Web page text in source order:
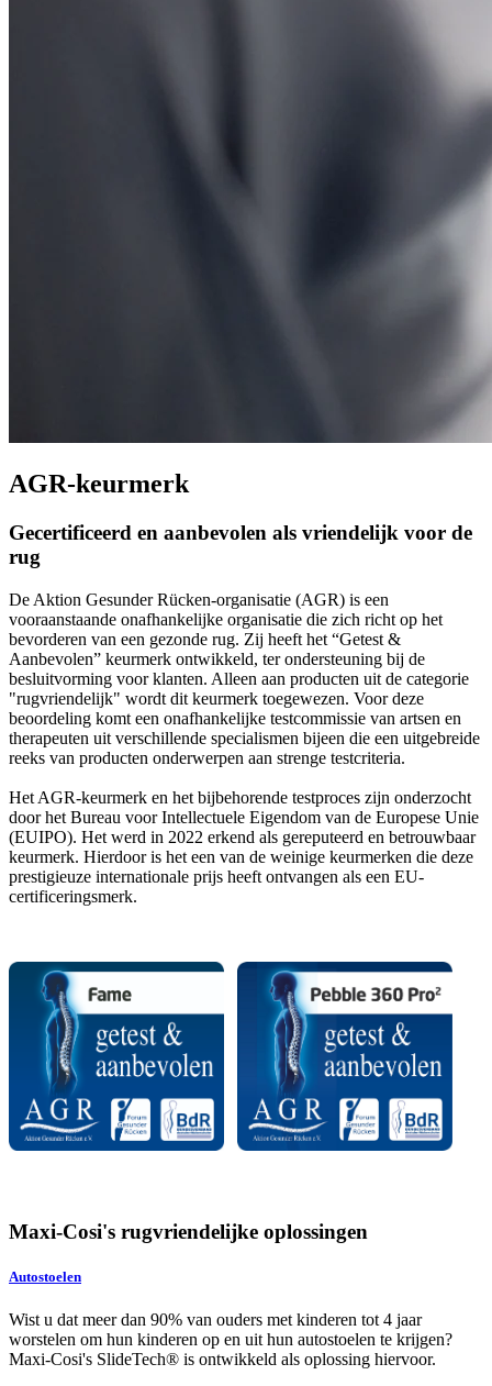
AGR-keurmerk
Gecertificeerd en aanbevolen als vriendelijk voor de
rug
De Aktion Gesunder Rücken-organisatie (AGR) is een
vooraanstaande onafhankelijke organisatie die zich richt op het
bevorderen van een gezonde rug. Zij heeft het “Getest &
Aanbevolen” keurmerk ontwikkeld, ter ondersteuning bij de
besluitvorming voor klanten. Alleen aan producten uit de categorie
"rugvriendelijk" wordt dit keurmerk toegewezen. Voor deze
beoordeling komt een onafhankelijke testcommissie van artsen en
therapeuten uit verschillende specialismen bijeen die een uitgebreide
reeks van producten onderwerpen aan strenge testcriteria.
Het AGR-keurmerk en het bijbehorende testproces zijn onderzocht
door het Bureau voor Intellectuele Eigendom van de Europese Unie
(EUIPO). Het werd in 2022 erkend als gereputeerd en betrouwbaar
keurmerk. Hierdoor is het een van de weinige keurmerken die deze
prestigieuze internationale prijs heeft ontvangen als een EU-
certificeringsmerk.
Maxi-Cosi's rugvriendelijke oplossingen
Autostoelen
Wist u dat meer dan 90% van ouders met kinderen tot 4 jaar
worstelen om hun kinderen op en uit hun autostoelen te krijgen?
Maxi-Cosi's SlideTech® is ontwikkeld als oplossing hiervoor.